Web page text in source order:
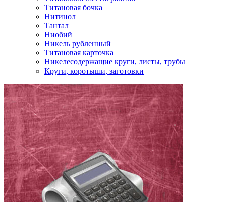
Титановая бочка
Нитинол
Тантал
Ниобий
Никель рубленный
Титановая карточка
Никелесодержащие круги, листы, трубы
Круги, коротыши, заготовки